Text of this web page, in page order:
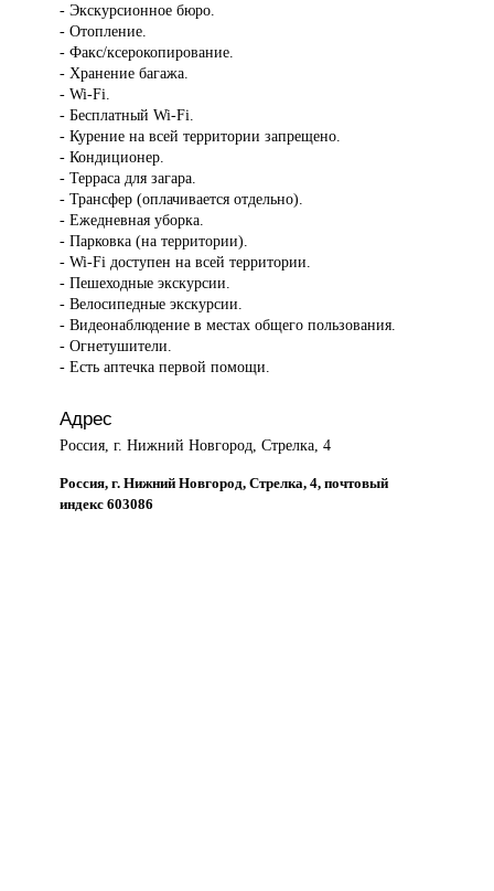
- Экскурсионное бюро.
- Отопление.
- Факс/ксерокопирование.
- Хранение багажа.
- Wi-Fi.
- Бесплатный Wi-Fi.
- Курение на всей территории запрещено.
- Кондиционер.
- Терраса для загара.
- Трансфер (оплачивается отдельно).
- Ежедневная уборка.
- Парковка (на территории).
- Wi-Fi доступен на всей территории.
- Пешеходные экскурсии.
- Велосипедные экскурсии.
- Видеонаблюдение в местах общего пользования.
- Огнетушители.
- Есть аптечка первой помощи.
Адрес
Россия, г. Нижний Новгород, Стрелка, 4
Россия, г. Нижний Новгород, Стрелка, 4, почтовый
индекс 603086